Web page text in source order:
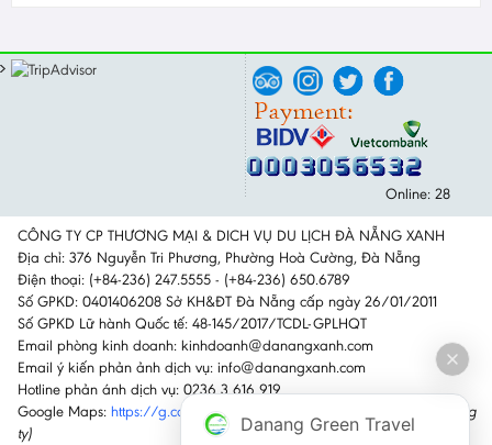
Online: 28
CÔNG TY CP THƯƠNG MẠI & DICH VỤ DU LỊCH ĐÀ NẴNG XANH
Địa chỉ: 376 Nguyễn Tri Phương, Phường Hoà Cường, Đà Nẵng
Điện thoại: (+84-236) 247.5555 - (+84-236) 650.6789
Số GPKD: 0401406208 Sở KH&ĐT Đà Nẵng cấp ngày 26/01/2011
Số GPKD Lữ hành Quốc tế: 48-145/2017/TCDL-GPLHQT
Email phòng kinh doanh: kinhdoanh@danangxanh.com
Email ý kiến phản ảnh dịch vụ: info@danangxanh.com
Hotline phản ánh dịch vụ: 0236 3 616 919
Google Maps: https://g.co/kgs/GktTz6H
(Nhấn vào link để đi đến công
ty)
Danang Green Travel